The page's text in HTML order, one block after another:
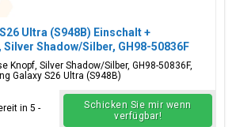
Ultra (S948B) Einschalt +
Silver Shadow/Silber, GH98-50836F
Knopf, Silver Shadow/Silber, GH98-50836F,
Galaxy S26 Ultra (S948B)
in 5 -
Schicken Sie mir wenn
verfügbar!